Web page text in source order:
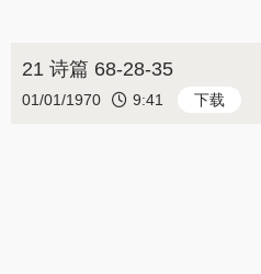
21 诗篇 68-28-35
01/01/1970 9:41 下载